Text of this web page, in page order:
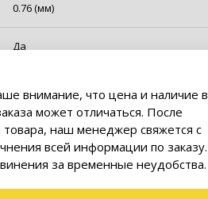
0.76 (мм)
Да
внимание, что цена и наличие в
может отличаться. После
наш менеджер свяжется с
всей информации по заказу.
за временные неудобства.